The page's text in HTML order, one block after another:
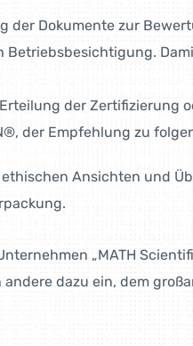
der Doku­mente zur
der Zertifizierung
der Empfehlung zu
Ansichten und
„MATH
dazu ein, dem